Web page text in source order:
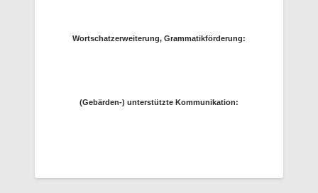
Wortschatzerweiterung, Grammatikförderung:
(Gebärden-) unterstützte Kommunikation: